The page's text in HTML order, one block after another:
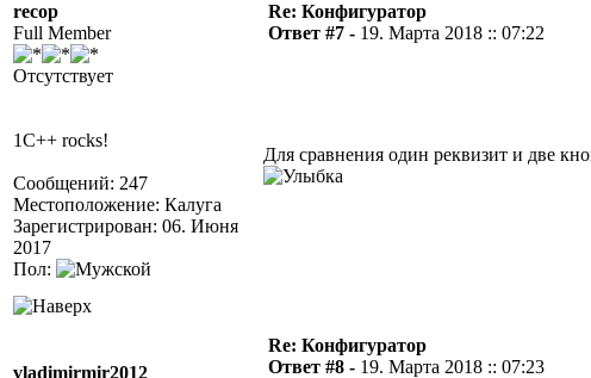
recop
Full Member
Отсутствует
1C++ rocks!
Сообщений: 247
Местоположение: Калуга
Зарегистрирован: 06. Июня
2017
Пол:
Re: Конфигуратор
Ответ #7 - 19. Марта 2018 :: 07:22
Для сравнения один реквизит и две
vladimirmir2012
Re: Конфигуратор
Ответ #8 - 19. Марта 2018 :: 07:23